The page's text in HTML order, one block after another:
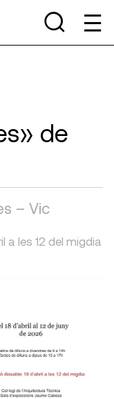
de
– Vic
a les 12 del migdia